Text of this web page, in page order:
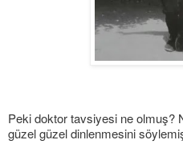
Peki doktor tavsiyesi ne olmuş?
güzel güzel dinlenmesini